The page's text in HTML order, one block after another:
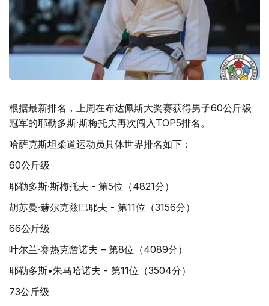
根据最新排名，上周在布达佩斯大奖赛获得男子60公斤级
冠军的耶勒多斯·斯梅托夫再次闯入TOP5排名。
哈萨克斯坦柔道运动员具体世界排名如下：
60公斤级
耶勒多斯·斯梅托夫 - 第5位（4821分）
胡苏曼·赫尔克兹巴耶夫 - 第11位（3156分）
66公斤级
叶尔兰·赛热克詹诺夫 – 第8位（4089分）
耶勒多斯•朱马哈诺夫 - 第11位（3504分）
73公斤级